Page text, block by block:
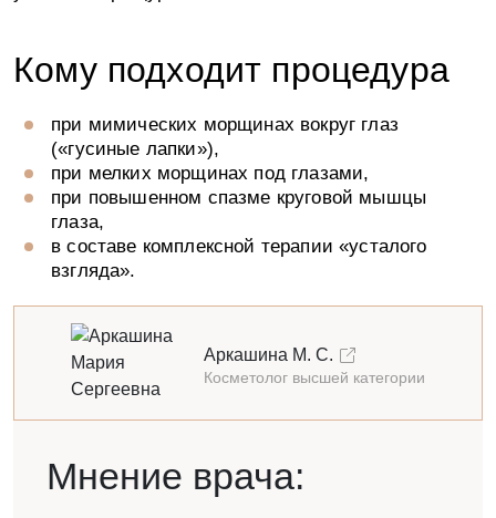
Кому подходит процедура
при мимических морщинах вокруг глаз
(«гусиные лапки»),
при мелких морщинах под глазами,
при повышенном спазме круговой мышцы
глаза,
в составе комплексной терапии «усталого
взгляда».
Аркашина М. С.
Косметолог высшей категории
Мнение врача:
Задайте свой вопрос
Если возникли вопросы, мы с радостью, и
в самые короткие сроки на них ответим!
Пожалуйста, представьтесь, как к Вам обращаться
Никакой рекламы и спама